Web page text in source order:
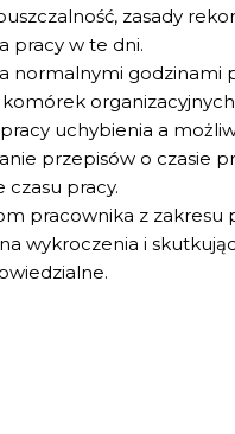
zasady
pracy w te dni.
normalnymi godzinami
uchybienia a
przepisów o czasie
czasu pracy.
pracownika z zakresu
wykroczenia i